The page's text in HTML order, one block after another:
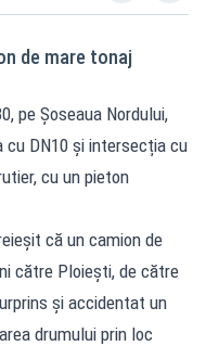
de mare tonaj
pe Șoseaua Nordului,
DN10 și intersecția cu
cu un pieton
că un camion de
către Ploiești, de către
și accidentat un
drumului prin loc